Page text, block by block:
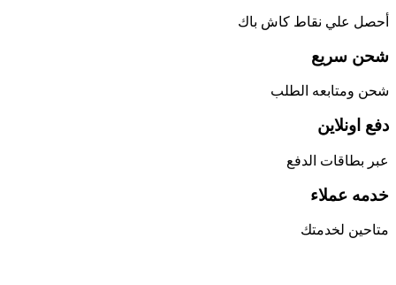
أحصل علي نقاط كاش باك
شحن سريع
شحن ومتابعه الطلب
دفع اونلاين
عبر بطاقات الدفع
خدمه عملاء
متاحين لخدمتك